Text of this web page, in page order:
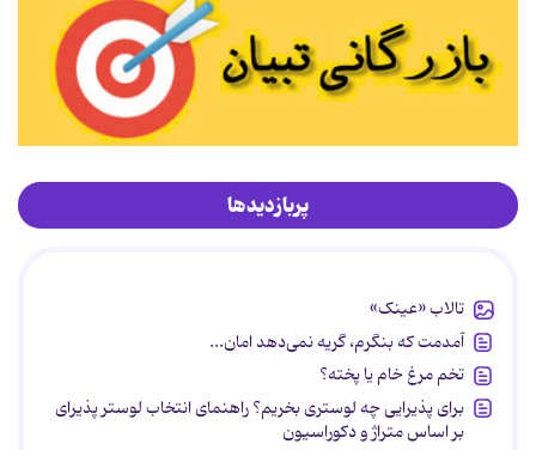
پربازدیدها
تالاب «عینک»
آمدمت که بنگرم، گریه نمی‌دهد امان...
تخم مرغ خام یا پخته؟
برای پذیرایی چه لوستری بخریم؟ راهنمای انتخاب لوستر پذیرای
بر اساس متراژ و دکوراسیون